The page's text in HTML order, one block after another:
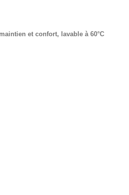
et confort, lavable à 60°C